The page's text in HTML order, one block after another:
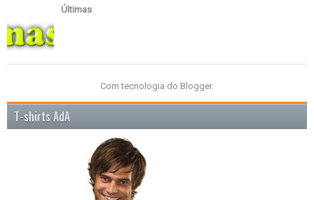
Últimas
Com tecnologia do Blogger.
T-shirts AdA